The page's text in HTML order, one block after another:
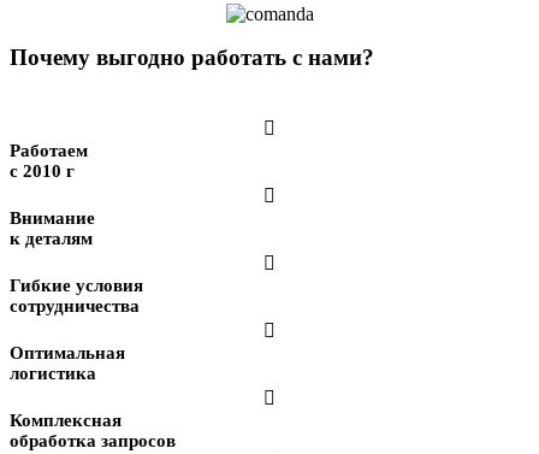
Почему выгодно работать с нами?

Работаем
с 2010 г

Внимание
к деталям

Гибкие условия
сотрудничества

Оптимальная
логистика

Комплексная
обработка запросов